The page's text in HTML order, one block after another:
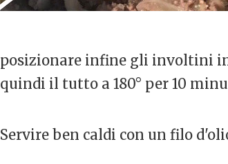
posizionare infine gli involtini
quindi il tutto a 180° per 10
Servire ben caldi con un filo